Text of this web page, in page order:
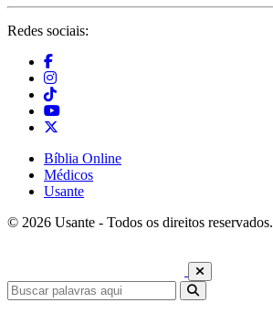
Redes sociais:
Bíblia Online
Médicos
Usante
© 2026 Usante - Todos os direitos reservados.